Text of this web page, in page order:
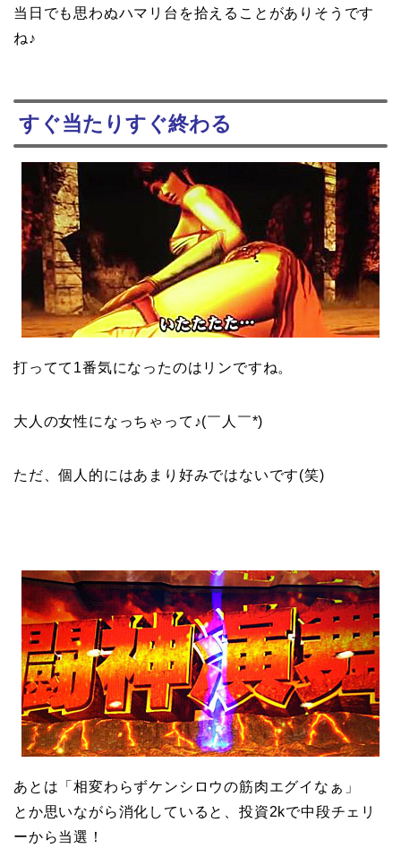
当日でも思わぬハマリ台を拾えることがありそうです
ね♪
すぐ当たりすぐ終わる
打ってて1番気になったのはリンですね。
大人の女性になっちゃって♪(￣人￣*)
ただ、個人的にはあまり好みではないです(笑)
あとは「相変わらずケンシロウの筋肉エグイなぁ」
とか思いながら消化していると、投資2kで中段チェリ
ーから当選！